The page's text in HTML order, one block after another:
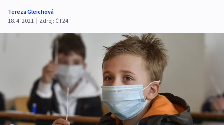
Tereza Gleichová
18. 4. 2021 | Zdroj: ČT24